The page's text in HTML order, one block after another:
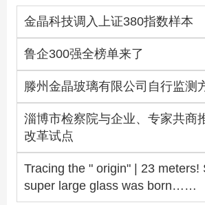
金晶科技调入上证380指数样本
鲁企300强全榜单来了
滕州金晶玻璃有限公司自行监测
淄博市检察院与企业、专家共商
改革试点
Tracing the " origin" | 23 meters!
super large glass was born……